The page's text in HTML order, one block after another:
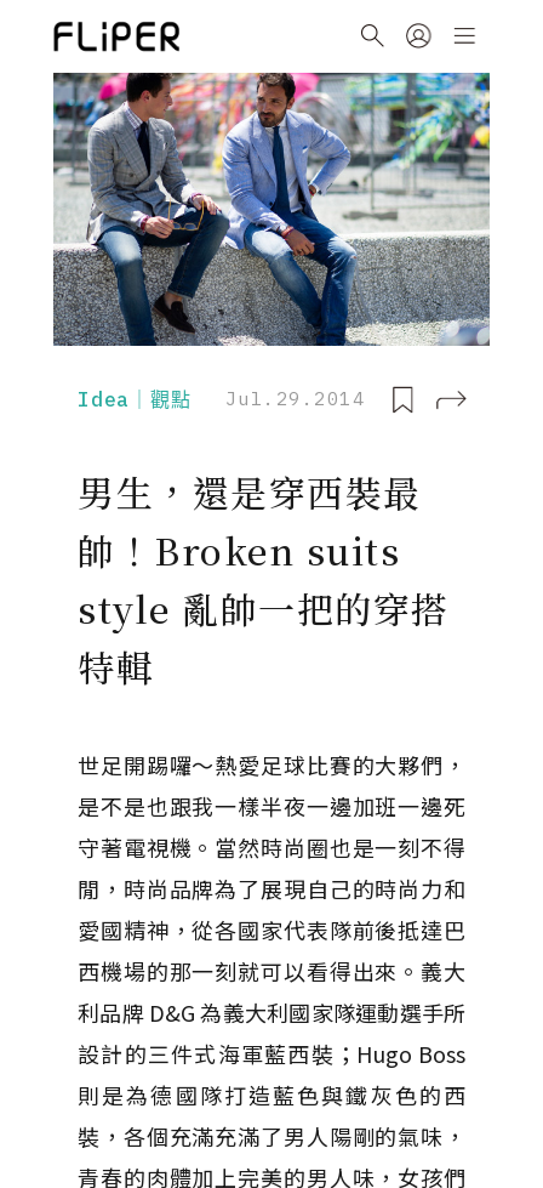
Idea｜觀點 Jul.29.2014
男生，還是穿西裝最
帥！Broken suits
style 亂帥一把的穿搭
特輯
世足開踢囉～熱愛足球比賽的大夥們，
是不是也跟我一樣半夜一邊加班一邊死
守著電視機。當然時尚圈也是一刻不得
閒，時尚品牌為了展現自己的時尚力和
愛國精神，從各國家代表隊前後抵達巴
西機場的那一刻就可以看得出來。義大
利品牌 D&G 為義大利國家隊運動選手所
設計的三件式海軍藍西裝；Hugo Boss
則是為德國隊打造藍色與鐵灰色的西
裝，各個充滿充滿了男人陽剛的氣味，
青春的肉體加上完美的男人味，女孩們